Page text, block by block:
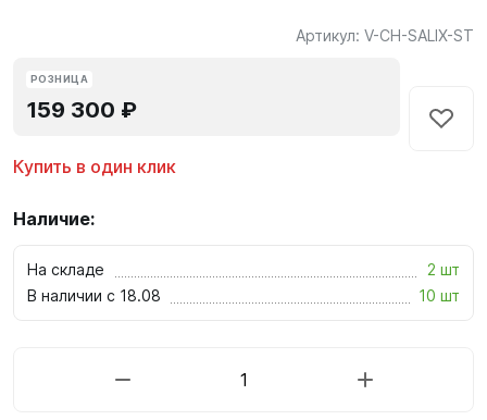
Артикул: V-CH-SALIX-ST
РОЗНИЦА
159 300 ₽
Купить в один клик
Наличие:
На складе
2 шт
В наличии с 18.08
10 шт